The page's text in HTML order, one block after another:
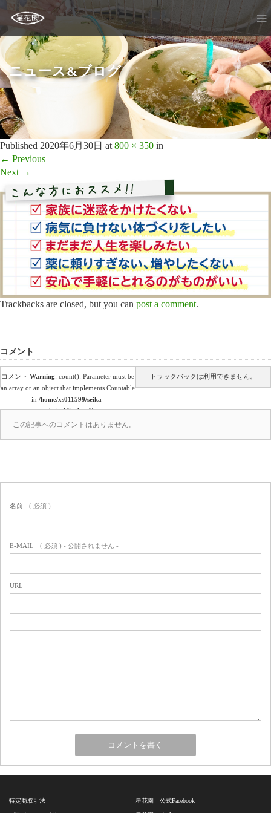
ニュース&ブログ
Published 2020年6月30日 at 800 × 350 in
← Previous
Next →
Trackbacks are closed, but you can post a comment.
コメント
コメント Warning: count(): Parameter must be
an array or an object that implements Countable
in /home/xs011599/seika-
en.co.jp/public_html/wp-
content/themes/amore_tcd028/comments.php
トラックバックは利用できません。
この記事へのコメントはありません。
名前 ( 必須 )
E-MAIL ( 必須 ) - 公開されません -
URL
特定商取引法 星花園 公式Facebook